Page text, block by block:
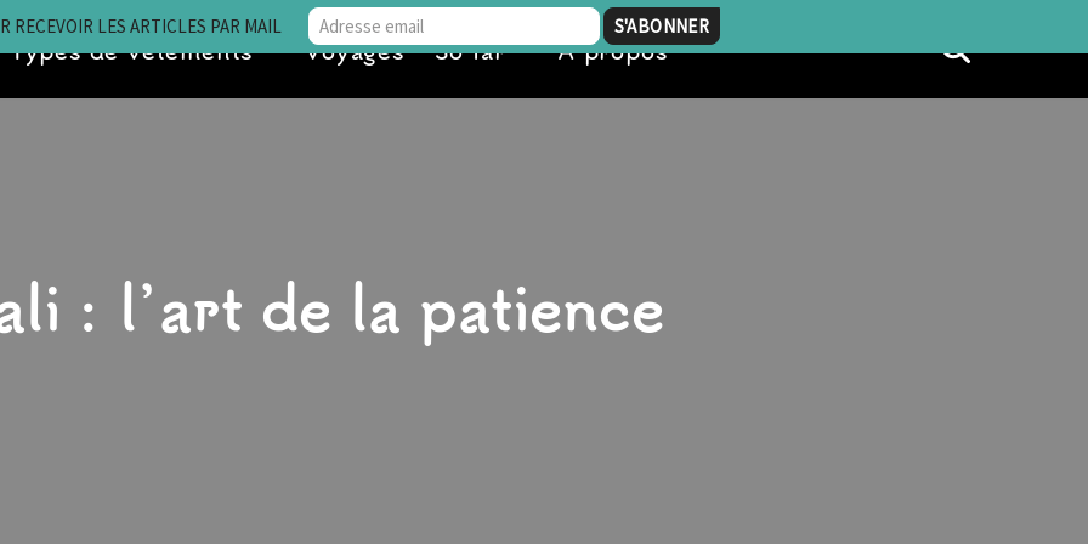
Types de vêtements Voyages • So far À propos
: l’art de la patience
RECEVOIR LES ARTICLES PAR MAIL